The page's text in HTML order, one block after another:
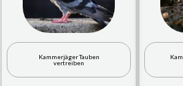
Kammerjäger Tauben
vertreiben